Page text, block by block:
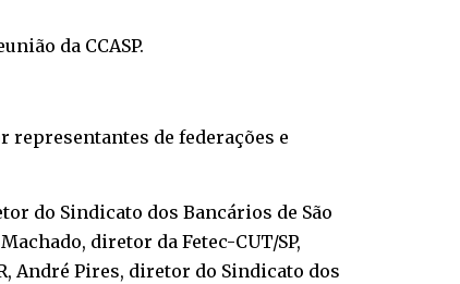
da CCASP.
representantes de federações e
do Sindicato dos Bancários de São
diretor da Fetec-CUT/SP,
André Pires, diretor do Sindicato dos